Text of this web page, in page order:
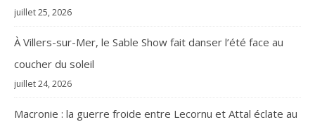
juillet 25, 2026
À Villers-sur-Mer, le Sable Show fait danser l’été face au
coucher du soleil
juillet 24, 2026
Macronie : la guerre froide entre Lecornu et Attal éclate au